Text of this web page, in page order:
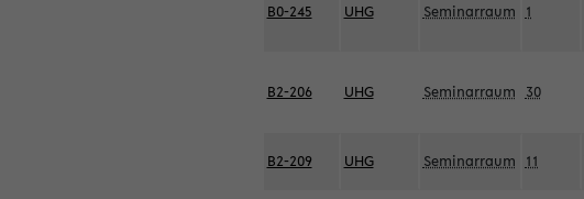
B0-245 UHG Seminarraum 1
B2-206 UHG Seminarraum 30
B2-209 UHG Seminarraum 11